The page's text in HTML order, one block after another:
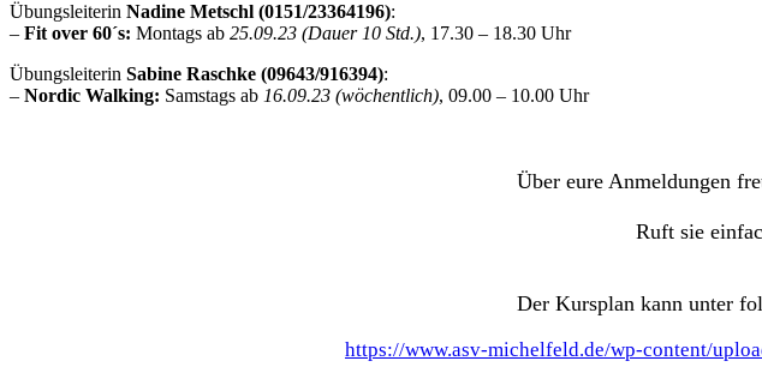
Übungsleiterin Nadine Metschl (0151/23364196):
– Fit over 60´s: Montags ab 25.09.23 (Dauer 10 Std.), 17.30 – 18.30 Uhr
Übungsleiterin Sabine Raschke (09643/916394):
– Nordic Walking: Samstags ab 16.09.23 (wöchentlich), 09.00 – 10.00 Uhr
Über eure Anmeldungen
Ruft sie
Der Kursplan kann unter
https://www.asv-michelfeld.de/wp-content/